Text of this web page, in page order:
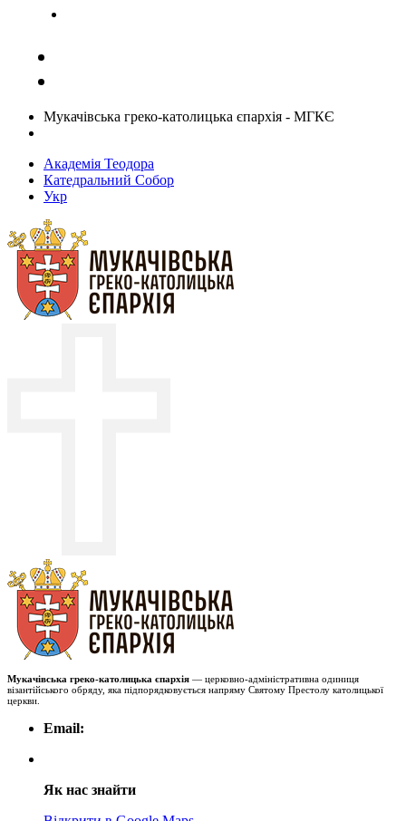
Мукачівська греко-католицька єпархія - МГКЄ
Академія Теодора
Катедральний Собор
Укр
Мукачівська греко-католицька єпархія — церковно-адміністративна одиниця
візантійського обряду, яка підпорядковується напряму Святому Престолу католицької
церкви.
Email:
Як нас знайти